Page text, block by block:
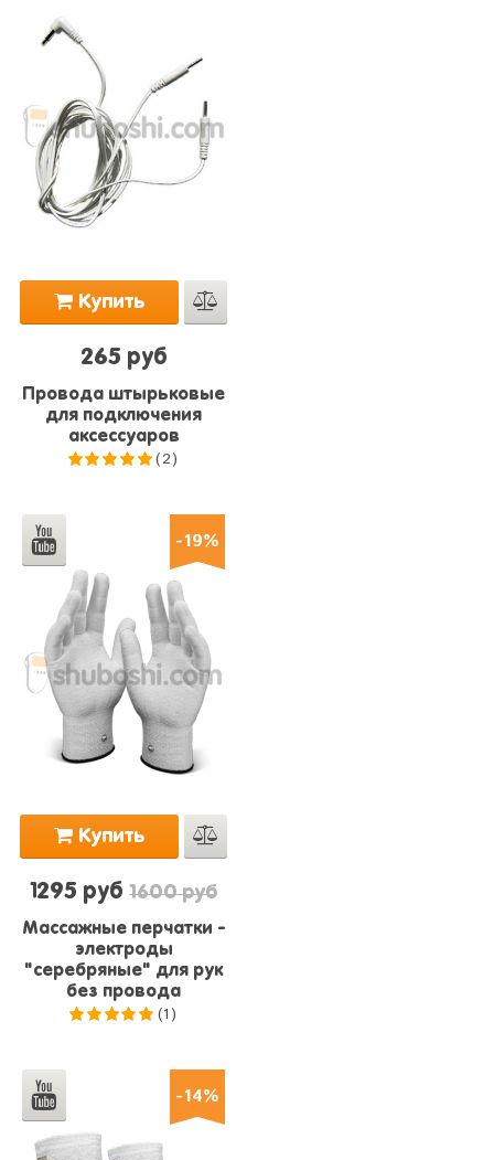
Купить
265 руб
Провода штырьковые
для подключения
аксессуаров
(2)
-19%
Купить
1295 руб 1600 руб
Массажные перчатки -
электроды
"серебряные" для рук
без провода
(1)
-14%